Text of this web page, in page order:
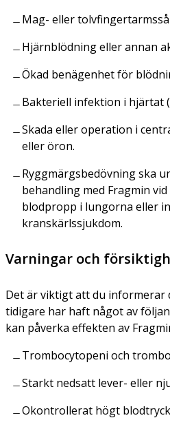
Mag- eller
Hjärnblödning eller annan
Ökad benägenhet för
Bakteriell infektion i hjärtat
Skada eller operation i
eller öron.
Ryggmärgsbedövning ska
behandling med Fragmin
blodpropp i lungorna eller
kranskärlssjukdom.
Varningar och
Det är viktigt att du informerar
tidigare har haft något av
kan påverka effekten av
Trombocytopeni och
Starkt nedsatt lever- eller
Okontrollerat högt